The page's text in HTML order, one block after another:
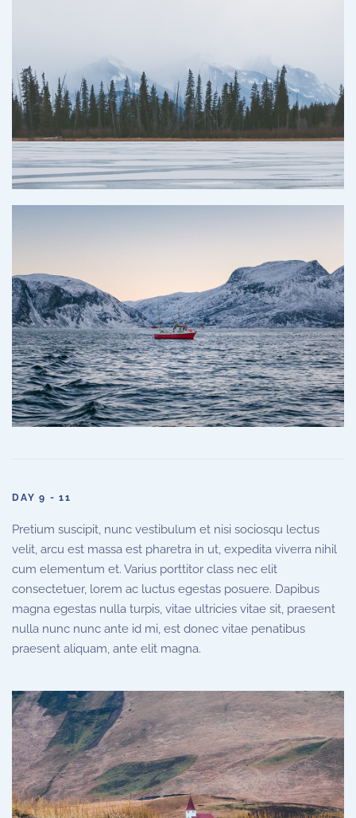
DAY 9 - 11
Pretium suscipit, nunc vestibulum et nisi sociosqu lectus
velit, arcu est massa est pharetra in ut, expedita viverra nihil
cum elementum et. Varius porttitor class nec elit
consectetuer, lorem ac luctus egestas posuere. Dapibus
magna egestas nulla turpis, vitae ultricies vitae sit, praesent
nulla nunc nunc ante id mi, est donec vitae penatibus
praesent aliquam, ante elit magna.